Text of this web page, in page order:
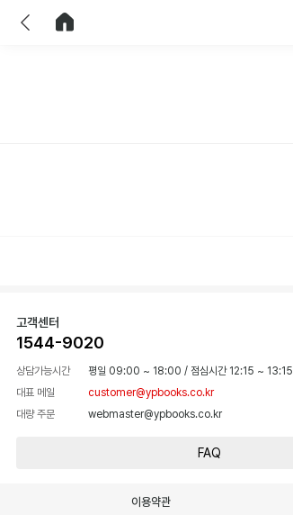
고객센터
1544-9020
상담가능시간 평일 09:00 ~ 18:00 / 점심시간 12:15 ~ 13:15
대표 메일
customer@ypbooks.co.kr
대량 주문
webmaster@ypbooks.co.kr
FAQ
이용약관